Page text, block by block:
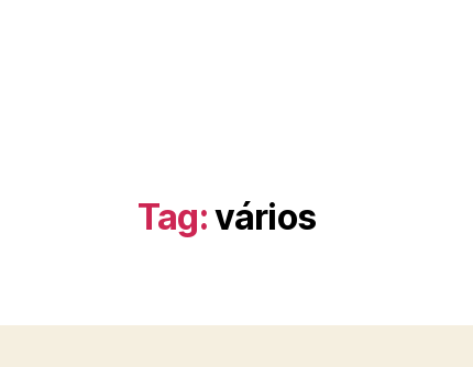
Tag:vários